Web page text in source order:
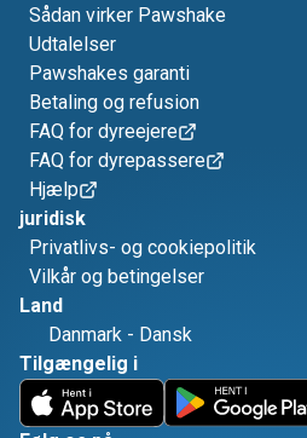
Sådan virker Pawshake
Udtalelser
Pawshakes garanti
Betaling og refusion
FAQ for dyreejere
FAQ for dyrepassere
Hjælp
juridisk
Privatlivs- og cookiepolitik
Vilkår og betingelser
Land
Danmark - Dansk
Tilgængelig i